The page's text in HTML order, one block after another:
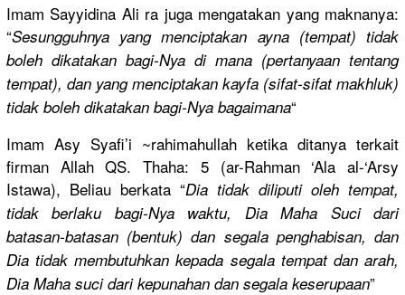
Imam Sayyidina Ali ra juga mengatakan yang maknanya:
“Sesungguhnya yang menciptakan ayna (tempat) tidak
boleh dikatakan bagi-Nya di mana (pertanyaan tentang
tempat), dan yang menciptakan kayfa (sifat-sifat makhluk)
tidak boleh dikatakan bagi-Nya bagaimana“
Imam Asy Syafi’i ~rahimahullah ketika ditanya terkait
firman Allah QS. Thaha: 5 (ar-Rahman‘Ala al-‘Arsy
Istawa), Beliau berkata “Dia tidak diliputi oleh tempat,
tidak berlaku bagi-Nya waktu, Dia Maha Suci dari
batasan-batasan (bentuk) dan segala penghabisan, dan
Dia tidak membutuhkan kepada segala tempat dan arah,
Dia Maha suci dari kepunahan dan segala keserupaan”